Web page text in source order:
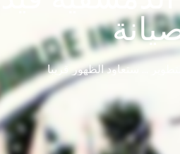
... ستعاود الظهور قريباً